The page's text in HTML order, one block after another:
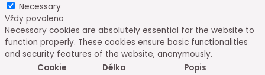
Necessary
Vždy povoleno
Necessary cookies are absolutely essential for the website to
function properly. These cookies ensure basic functionalities
and security features of the website, anonymously.
Cookie
Délka Popis